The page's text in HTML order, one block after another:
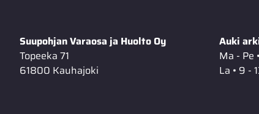
Suupohjan Varaosa ja Huolto Oy
Topeeka 71
61800 Kauhajoki
Auki
Ma - Pe
La • 9 -